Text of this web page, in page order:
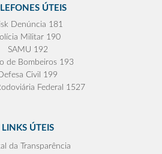
ÚTEIS
Denúncia 181
Militar 190
SAMU 192
de Bombeiros 193
Civil 199
Federal 1527
LINKS ÚTEIS
da Transparência